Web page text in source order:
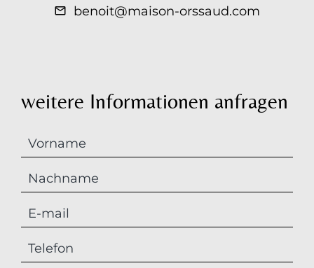
benoit@maison-orssaud.com
weitere Informationen anfragen